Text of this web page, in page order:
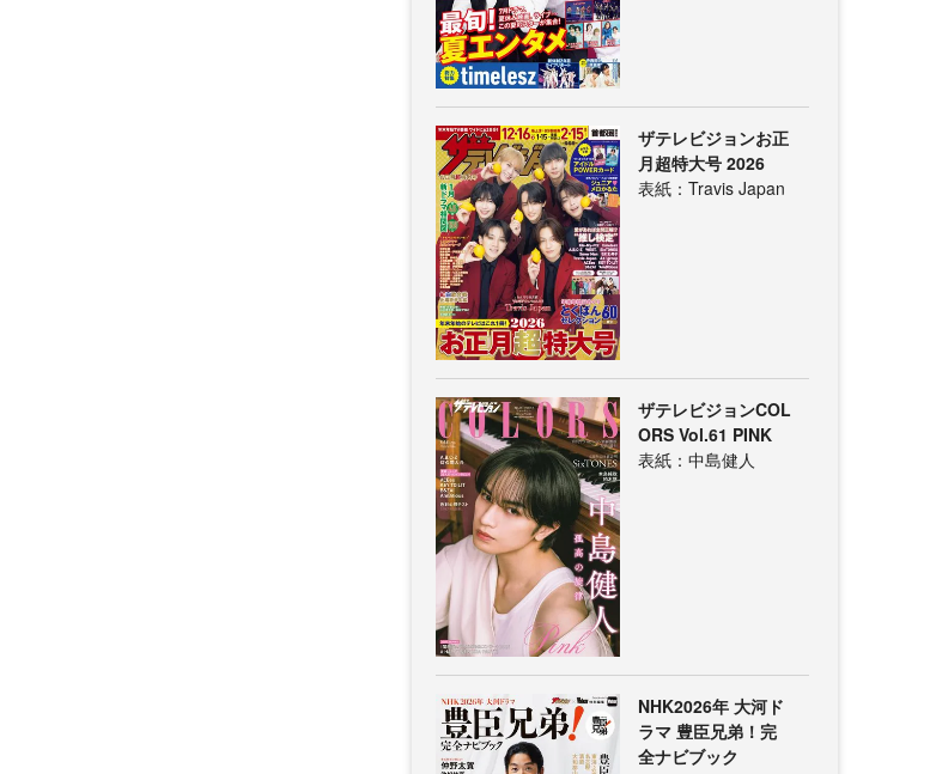
ザテレビジョンお正
月超特大号 2026
表紙：Travis Japan
ザテレビジョンCOL
ORS Vol.61 PINK
表紙：中島健人
NHK2026年 大河ド
ラマ 豊臣兄弟！完
全ナビブック